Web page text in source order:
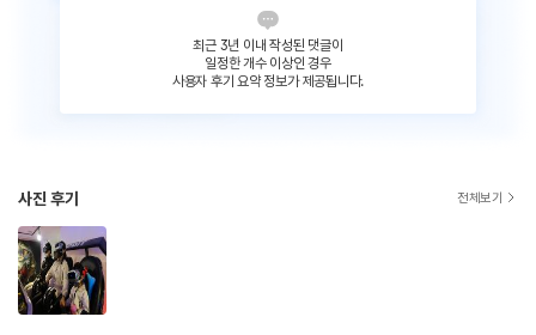
최근 3년 이내 작성된 댓글이
일정한 개수 이상인 경우
사용자 후기 요약 정보가 제공됩니다.
사진 후기 전체보기